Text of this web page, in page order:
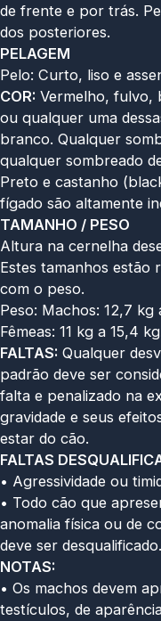
de frente e por trás.
dos posteriores.
PELAGEM
Pelo: Curto, liso e
COR: Vermelho, fulvo,
ou qualquer uma
branco. Qualquer
qualquer sombreado
Preto e castanho
fígado são altamente
TAMANHO / PESO
Altura na cernelha
Estes tamanhos estão
com o peso.
Peso: Machos: 12,7 kg
Fêmeas: 11 kg a 15,4
FALTAS: Qualquer
padrão deve ser
falta e penalizado na
gravidade e seus
estar do cão.
FALTAS
• Agressividade ou
• Todo cão que
anomalia física ou de
deve ser desqualificado.
NOTAS:
• Os machos devem
testículos, de